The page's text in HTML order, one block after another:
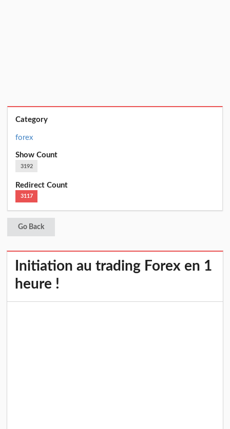
Category
forex
Show Count
3192
Redirect Count
3117
Go Back
Initiation au trading Forex en 1
heure !